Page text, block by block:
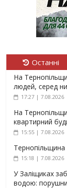
Останні
На
людей, серед
17:27 | 7.08.2026
На
квартирний
15:55 | 7.08.2026
15:18 | 7.08.2026
У Заліщиках
водою: